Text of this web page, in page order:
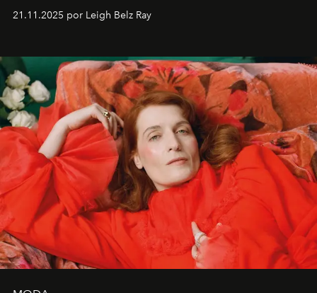
ocasiones, la introspección puede esperar. “Es
importa si no lo entienden’”, confiesa.
21.11.2025 por Leigh Belz Ray